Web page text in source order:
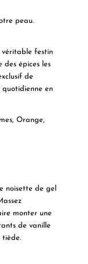
peau.
véritable festin
des épices les
de
quotidienne en
Orange,
noisette de gel
monter une
de vanille
tiède.